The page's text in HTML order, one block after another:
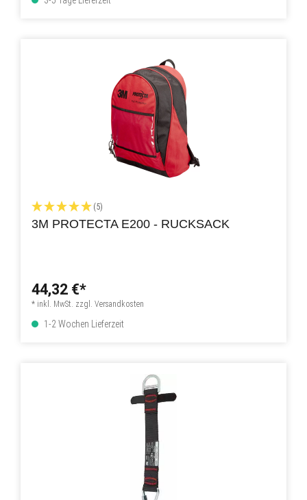
(5)
3M PROTECTA E200 - RUCKSACK
44,32 €*
* inkl. MwSt. zzgl. Versandkosten
1-2 Wochen Lieferzeit